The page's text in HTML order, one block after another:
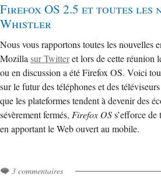
Firefox OS 2.5 et toutes les
Whistler
Nous vous rapportons toutes les nouvelles
Mozillasur Twitteret lors de cette réunion
ou en discussion a été Firefox OS. Voici
sur le futur des téléphones et des
que les plateformes tendent à devenir des
sévèrement fermés, Firefox OSs’efforce
en apportant le Web ouvert au mobile.
3 commentaires